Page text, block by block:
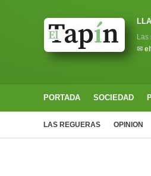
Las
✉
PORTADA SOCIEDAD
LAS REGUERAS OPINION